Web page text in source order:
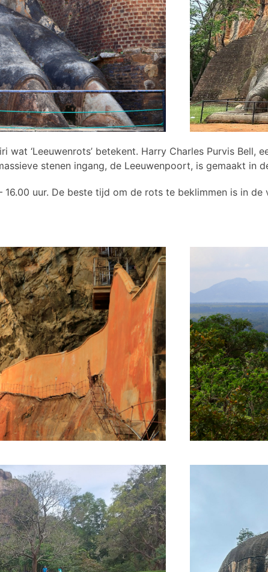
wat ‘Leeuwenrots’ betekent. Harry Charles Purvis Bell,
stenen ingang, de Leeuwenpoort, is gemaakt in
16.00 uur. De beste tijd om de rots te beklimmen is in